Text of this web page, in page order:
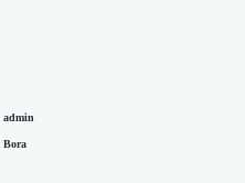
admin
Bora